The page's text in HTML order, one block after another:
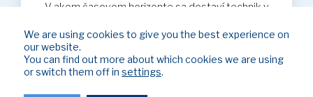
V akom časovom horizonte sa dostaví technik v
ZISTIŤ VIAC
Nevyhnutné údaje pre vykonávanie úhrad za služby
We are using cookies to give you the best experience on
our website.
You can find out more about which cookies we are using
or switch them off in settings